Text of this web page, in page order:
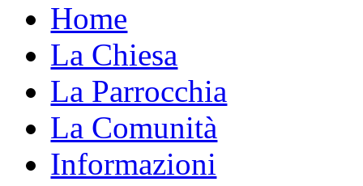
Home
La Chiesa
La Parrocchia
La Comunità
Informazioni